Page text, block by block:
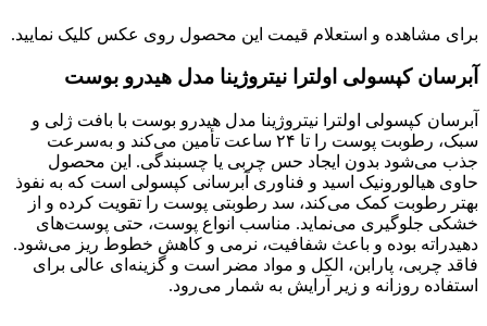
برای مشاهده و استعلام قیمت این محصول روی عکس کلیک نمایید.
آبرسان کپسولی اولترا نیتروژینا مدل هیدرو بوست
آبرسان کپسولی اولترا نیتروژینا مدل هیدرو بوست با بافت ژلی و
سبک، رطوبت پوست را تا ۲۴ ساعت تأمین می‌کند و به‌سرعت
جذب می‌شود بدون ایجاد حس چربی یا چسبندگی. این محصول
حاوی هیالورونیک اسید و فناوری آبرسانی کپسولی است که به نفوذ
بهتر رطوبت کمک می‌کند، سد رطوبتی پوست را تقویت کرده و از
خشکی جلوگیری می‌نماید. مناسب انواع پوست، حتی پوست‌های
دهیدراته بوده و باعث شفافیت، نرمی و کاهش خطوط ریز می‌شود.
فاقد چربی، پارابن، الکل و مواد مضر است و گزینه‌ای عالی برای
استفاده روزانه و زیر آرایش به شمار می‌رود.